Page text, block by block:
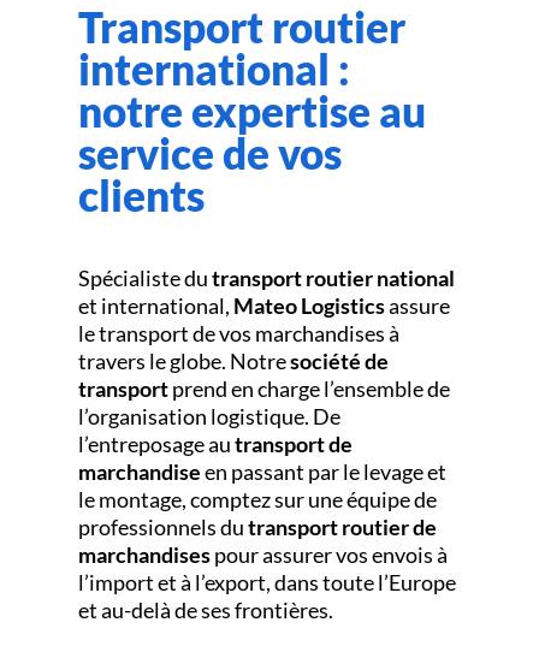
Transport routier
international :
notre expertise au
service de vos
clients
Spécialiste dutransport routier national
et international, Mateo Logisticsassure
le transport de vos marchandises à
travers le globe. Notresociété de
transportprend en charge l’ensemble de
l’organisation logistique. De
l’entreposage autransport de
marchandiseen passant par le levage et
le montage, comptez sur une équipe de
professionnels dutransport routier de
marchandisespour assurer vos envois à
l’import et à l’export, dans toute l’Europe
et au-delà de ses frontières.